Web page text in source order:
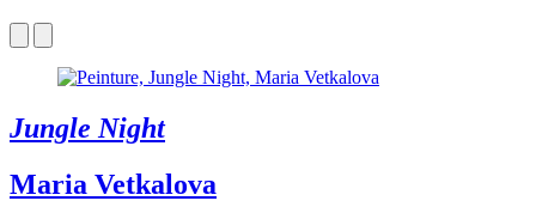
Jungle Night
Maria Vetkalova